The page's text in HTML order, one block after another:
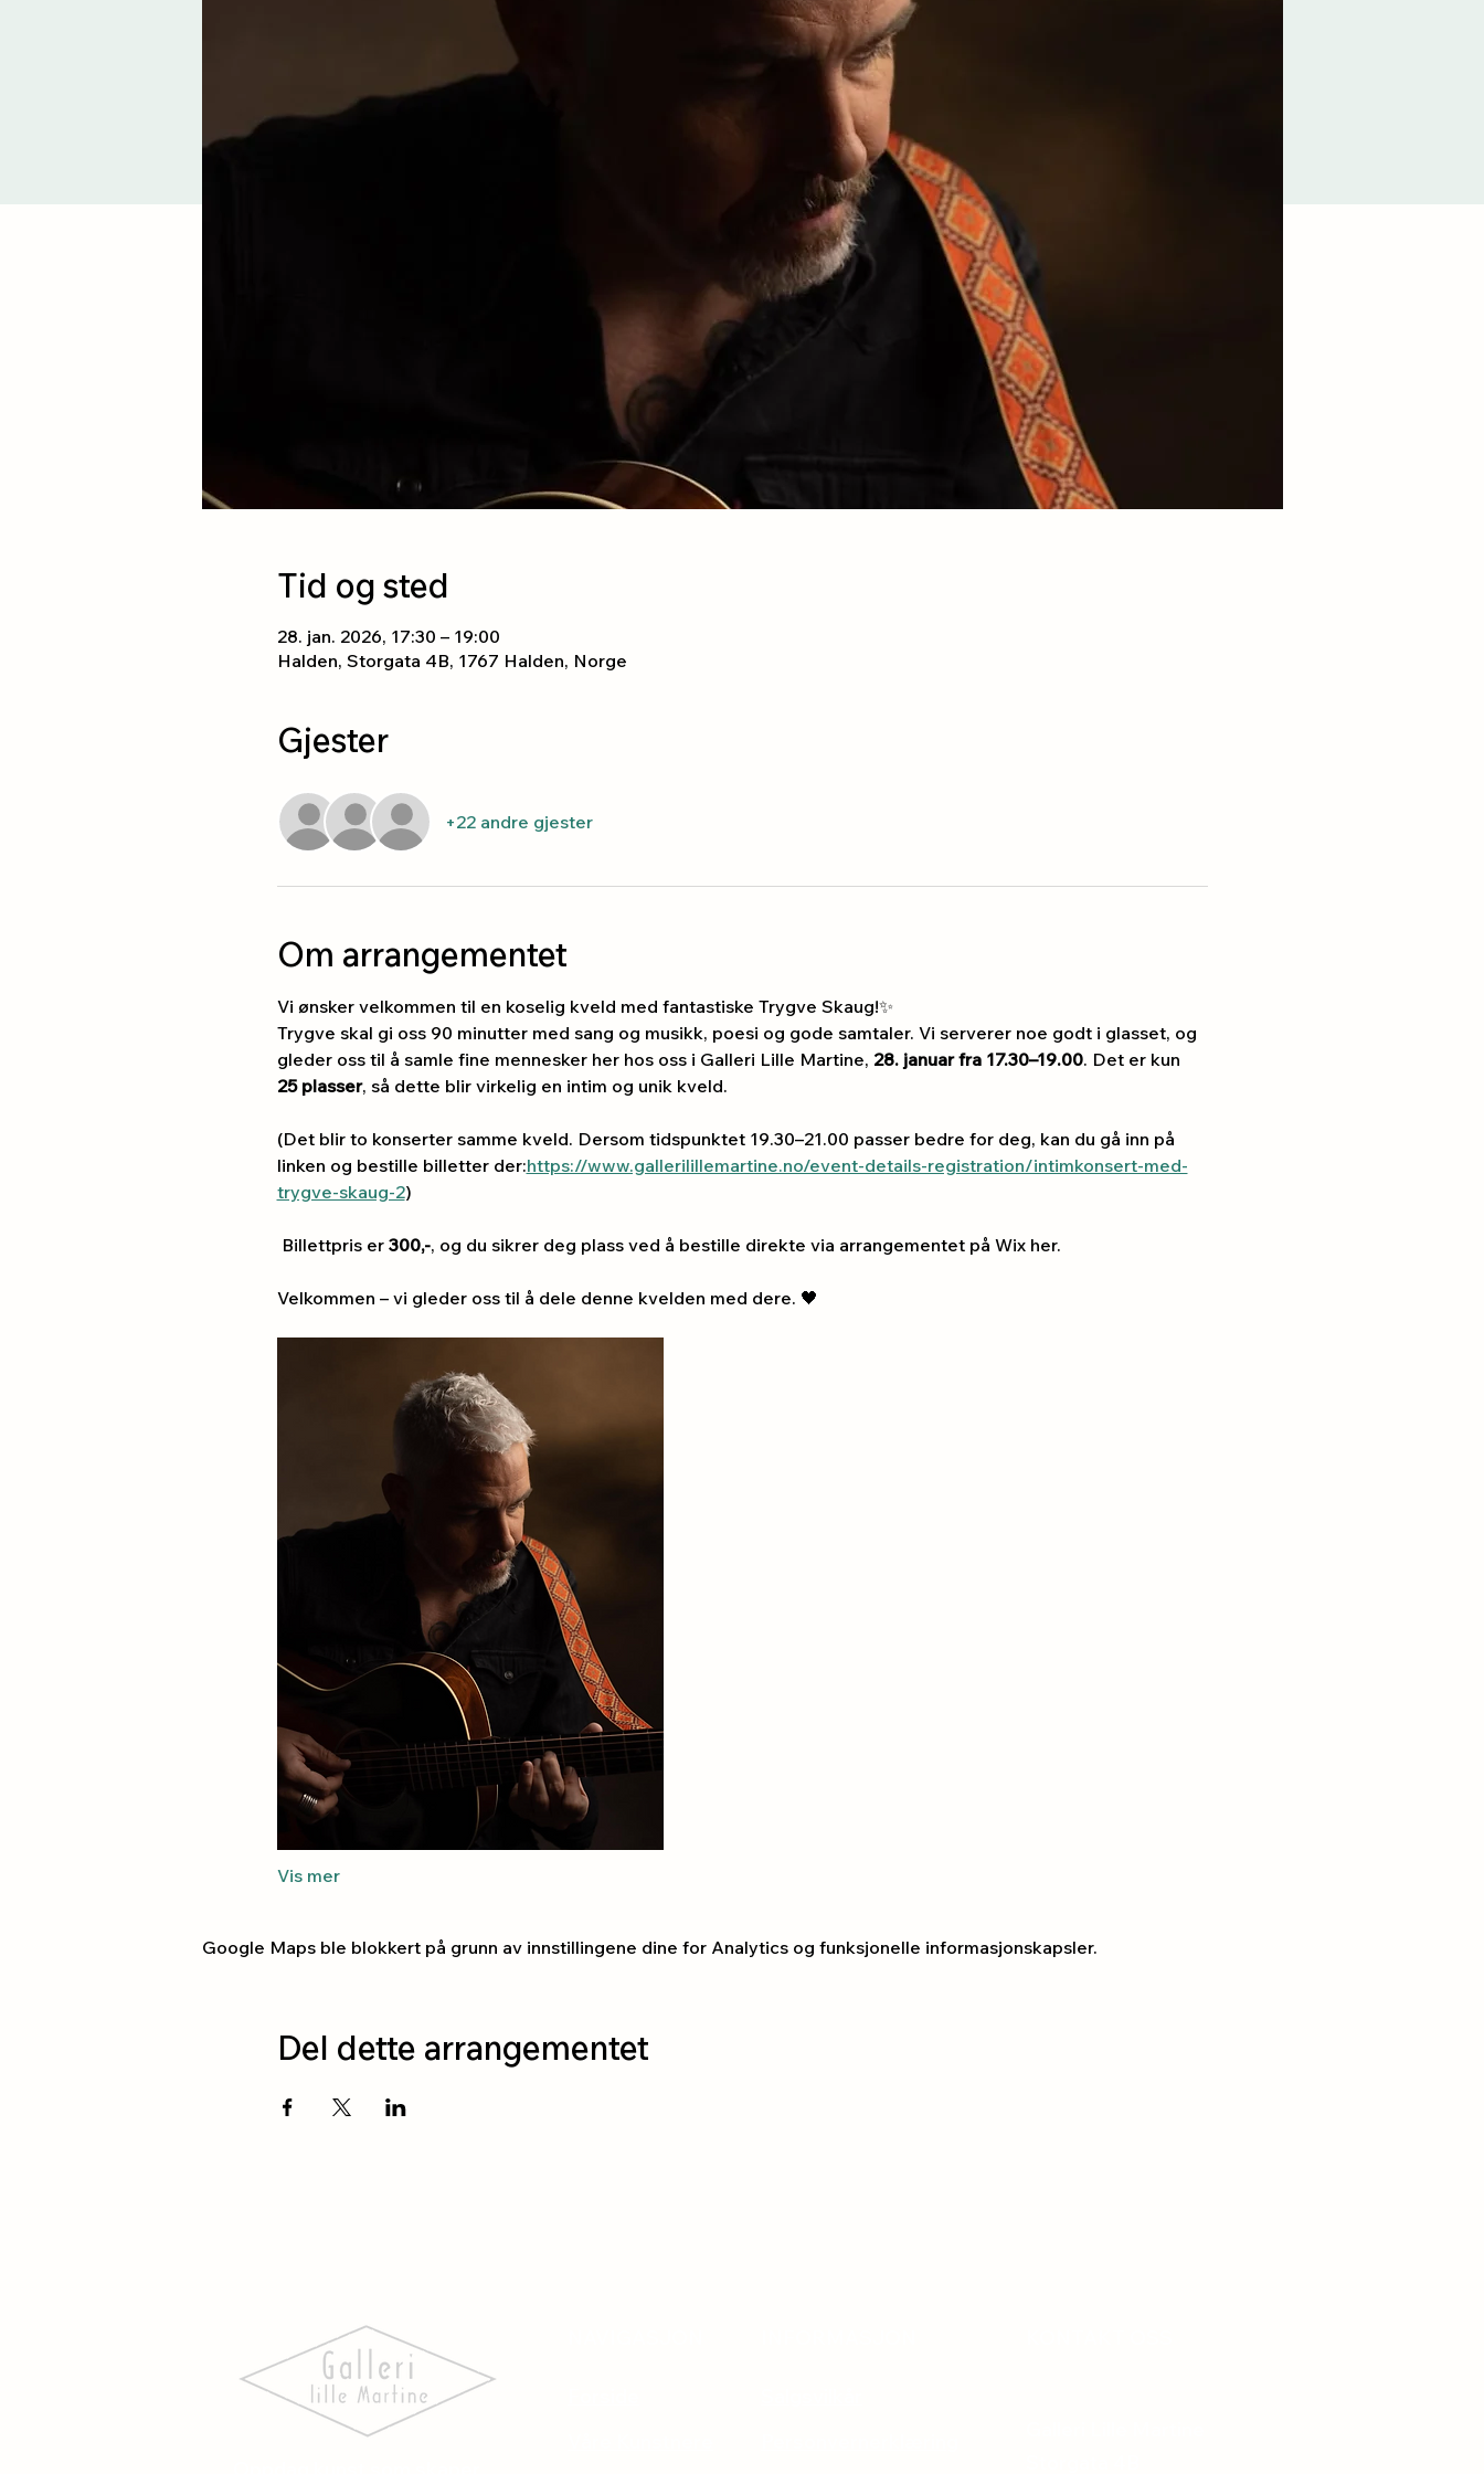
Tid og sted
28. jan. 2026, 17:30 – 19:00
Halden, Storgata 4B, 1767 Halden, Norge
Gjester
+22 andre gjester
Om arrangementet
Vi ønsker velkommen til en koselig kveld med fantastiske Trygve Skaug!✨
Trygve skal gi oss 90 minutter med sang og musikk, poesi og gode samtaler. Vi serverer noe godt i glasset, og
gleder oss til å samle fine mennesker her hos oss i Galleri Lille Martine, 28. januar fra 17.30–19.00. Det er kun
25 plasser, så dette blir virkelig en intim og unik kveld.
(Det blir to konserter samme kveld. Dersom tidspunktet 19.30–21.00 passer bedre for deg, kan du gå inn på
linken og bestille billetter der:https://www.gallerilillemartine.no/event-details-registration/intimkonsert-med-
trygve-skaug-2)
Billettpris er 300,-, og du sikrer deg plass ved å bestille direkte via arrangementet på Wix her.
Velkommen – vi gleder oss til å dele denne kvelden med dere. 🖤
Vis mer
Google Maps ble blokkert på grunn av innstillingene dine for Analytics og funksjonelle informasjonskapsler.
Del dette arrangementet